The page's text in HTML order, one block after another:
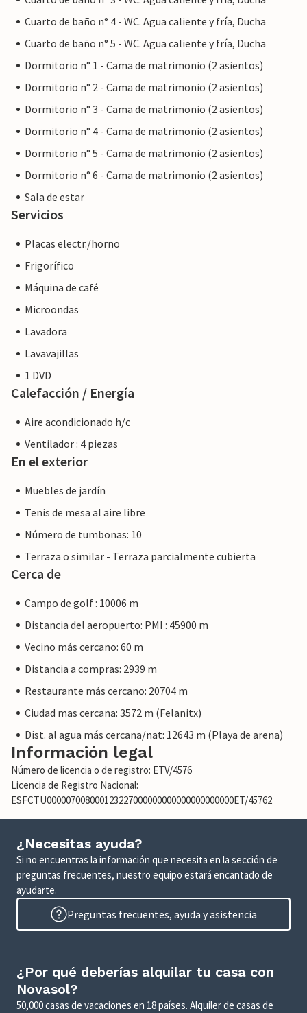
el mismo nivel de servicio al cliente y su estancia no será
diferente a reservar alojamiento con un propietario
Cuarto de baño n° 4 - WC. Agua caliente y fría, Ducha
Cuarto de baño n° 5 - WC. Agua caliente y fría, Ducha
Dormitorio n° 1 - Cama de matrimonio (2 asientos)
Dormitorio n° 2 - Cama de matrimonio (2 asientos)
Dormitorio n° 3 - Cama de matrimonio (2 asientos)
Dormitorio n° 4 - Cama de matrimonio (2 asientos)
Dormitorio n° 5 - Cama de matrimonio (2 asientos)
Dormitorio n° 6 - Cama de matrimonio (2 asientos)
Sala de estar
Servicios
Placas electr./horno
Frigorífico
Máquina de café
Microondas
Lavadora
Lavavajillas
1 DVD
Calefacción / Energía
Aire acondicionado h/c
Ventilador : 4 piezas
En el exterior
Muebles de jardín
Tenis de mesa al aire libre
Número de tumbonas: 10
Terraza o similar - Terraza parcialmente cubierta
Cerca de
Campo de golf : 10006 m
Distancia del aeropuerto: PMI : 45900 m
Vecino más cercano: 60 m
Distancia a compras: 2939 m
Restaurante más cercano: 20704 m
Ciudad mas cercana: 3572 m (Felanitx)
Dist. al agua más cercana/nat: 12643 m (Playa de arena)
Información legal
Número de licencia o de registro: ETV/4576
Licencia de Registro Nacional:
ESFCTU000007008000123227000000000000000000000ET/45762
¿Necesitas ayuda?
Si no encuentras la información que necesita en la sección de
preguntas frecuentes, nuestro equipo estará encantado de
ayudarte.
Preguntas frecuentes, ayuda y asistencia
¿Por qué deberías alquilar tu casa con
Novasol?
50,000 casas de vacaciones en 18 países. Alquiler de casas de